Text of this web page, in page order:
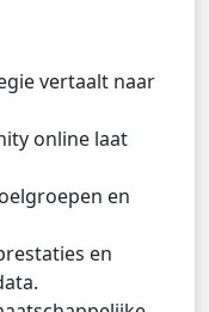
vertaalt naar
online laat
en
en